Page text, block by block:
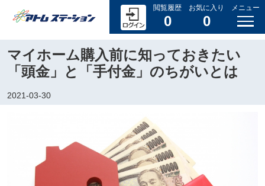
閲覧履歴
0
お気に入り
0
メニュー
マイホーム購入前に知っておきたい
「頭金」と「手付金」のちがいとは
2021-03-30